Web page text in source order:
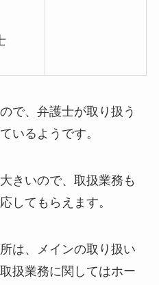
士
で、弁護士が取り扱う
いるようです。
きいので、取扱業務も
してもらえます。
は、メインの取り扱い
扱業務に関してはホー